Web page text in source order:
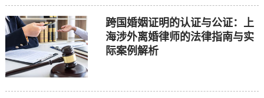
跨国婚姻证明的认证与公证：上
海涉外离婚律师的法律指南与实
际案例解析